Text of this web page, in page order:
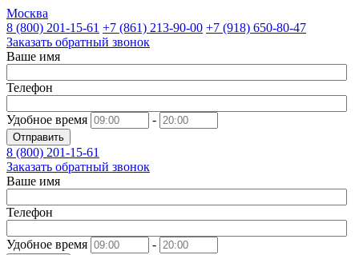
Москва
8 (800) 201-15-61 +7 (861) 213-90-00 +7 (918) 650-80-47
Заказать обратный звонок
Ваше имя
Телефон
Удобное время -
Отправить
8 (800) 201-15-61
Заказать обратный звонок
Ваше имя
Телефон
Удобное время -